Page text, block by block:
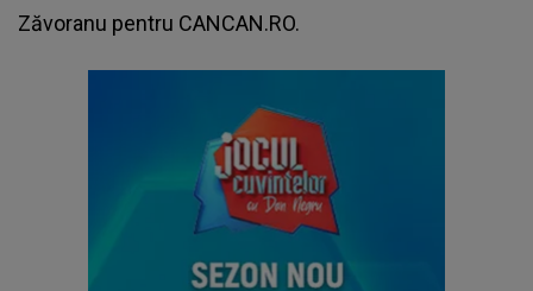
Zăvoranu pentru CANCAN.RO.